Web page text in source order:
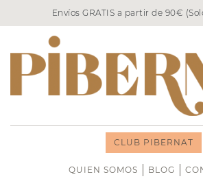
Envíos GRATIS a partir de 90€
CLUB PIBERNAT
QUIEN SOMOS BLOG